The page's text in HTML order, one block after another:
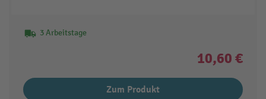
3 Arbeitstage
10,60 €
Zum Produkt